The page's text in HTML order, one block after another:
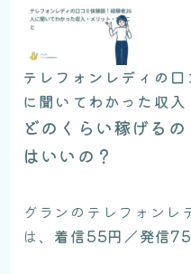
テレフォンレディの
に聞いてわかった収
どのくらい稼げる
はいいの？
グランのテレフォンレ
は、 着信55円／発信